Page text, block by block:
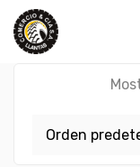
Skip
content